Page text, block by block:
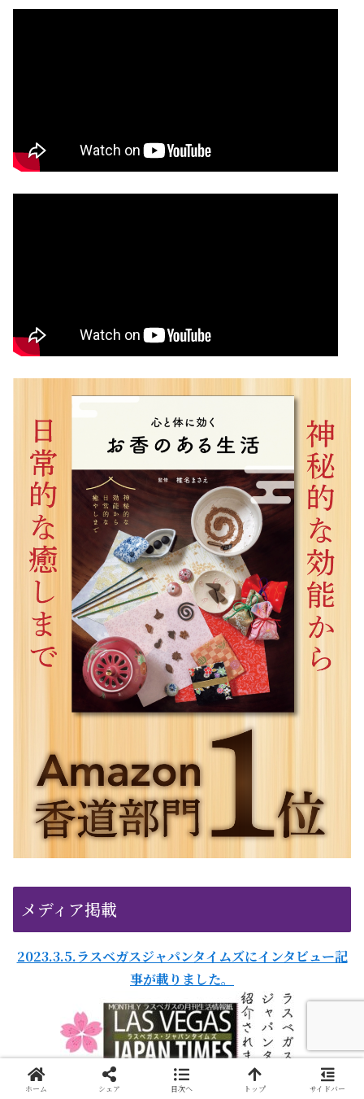
メディア掲載
2023.3.5.ラスベガスジャパンタイムズにインタビュー記
事が載りました。
ホーム シェア 目次へ トップ サイドバー